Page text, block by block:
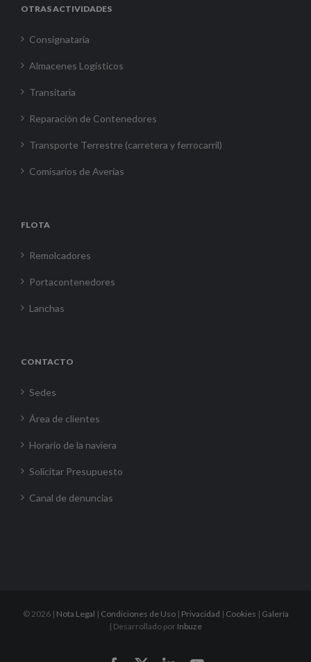
OTRAS ACTIVIDADES
Consignataria
Almacenes Logísticos
Transitaria
Reparación de Contenedores
Transporte Terrestre (carretera y ferrocarril)
Comisarios de Averías
FLOTA
Remolcadores
Portacontenedores
Lanchas
CONTACTO
Sedes
Área de clientes
Horario de la naviera
Solicitar Presupuesto
Canal de denuncias
© 2026 | Nota Legal | Condiciones de Uso| Privacidad | Cookies | Galería
| Desarrollado por Inbuze